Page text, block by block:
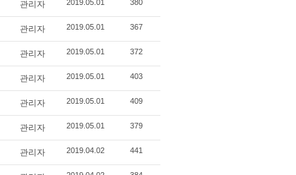
관리자 2019.05.01 380
관리자 2019.05.01 367
관리자 2019.05.01 372
관리자 2019.05.01 403
관리자 2019.05.01 409
관리자 2019.05.01 379
관리자 2019.04.02 441